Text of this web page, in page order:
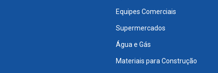
Equipes Comerciais
Supermercados
Água e Gás
Materiais para Construção